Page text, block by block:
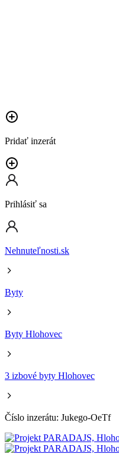
Pridať inzerát
Prihlásiť sa
Nehnuteľnosti.sk
Byty
Byty Hlohovec
3 izbové byty Hlohovec
Číslo inzerátu: Jukego-OeTf